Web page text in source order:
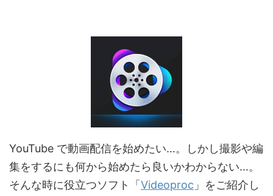
YouTube で動画配信を始めたい…。しかし撮影や編
集をするにも何から始めたら良いかわからない…。
そんな時に役立つソフト「 Videoproc 」をご紹介し